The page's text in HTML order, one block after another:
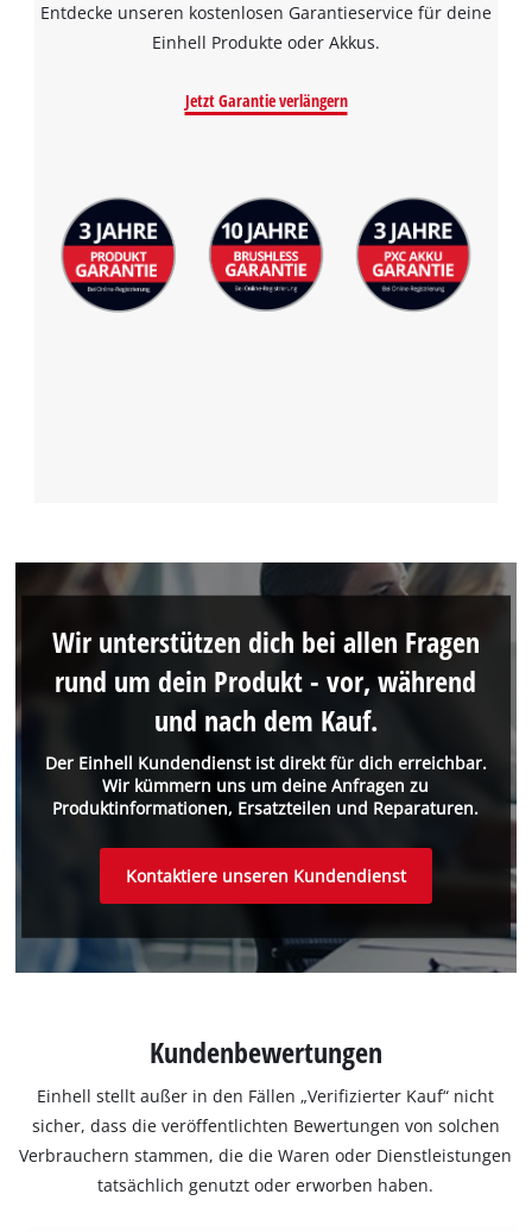
Entdecke unseren kostenlosen Garantieservice für deine
Einhell Produkte oder Akkus.
Jetzt Garantie verlängern
Der Einhell Kundendienst ist direkt für dich erreichbar.
Wir kümmern uns um deine Anfragen zu
Produktinformationen, Ersatzteilen und Reparaturen.
Wir unterstützen dich bei allen Fragen
rund um dein Produkt - vor, während
und nach dem Kauf.
Kontaktiere unseren Kundendienst
Kundenbewertungen
Einhell stellt außer in den Fällen „Verifizierter Kauf“ nicht
sicher, dass die veröffentlichten Bewertungen von solchen
Verbrauchern stammen, die die Waren oder Dienstleistungen
tatsächlich genutzt oder erworben haben.